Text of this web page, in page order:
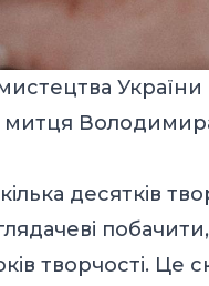
України
митця
десятків
творчості. Це